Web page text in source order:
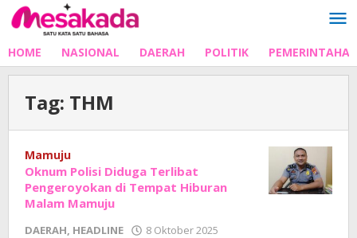
Lewati
ke
HOME NASIONAL DAERAH POLITIK
Tag: THM
Mamuju
Oknum Polisi Diduga Terlibat
Pengeroyokan di Tempat Hiburan
Malam Mamuju
DAERAH, HEADLINE 8 Oktober 2025